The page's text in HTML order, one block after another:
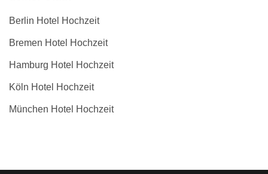
Berlin Hotel Hochzeit
Bremen Hotel Hochzeit
Hamburg Hotel Hochzeit
Köln Hotel Hochzeit
München Hotel Hochzeit